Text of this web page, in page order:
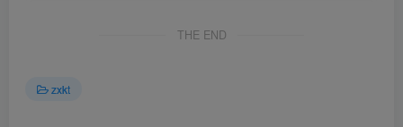
THE END
zxkt